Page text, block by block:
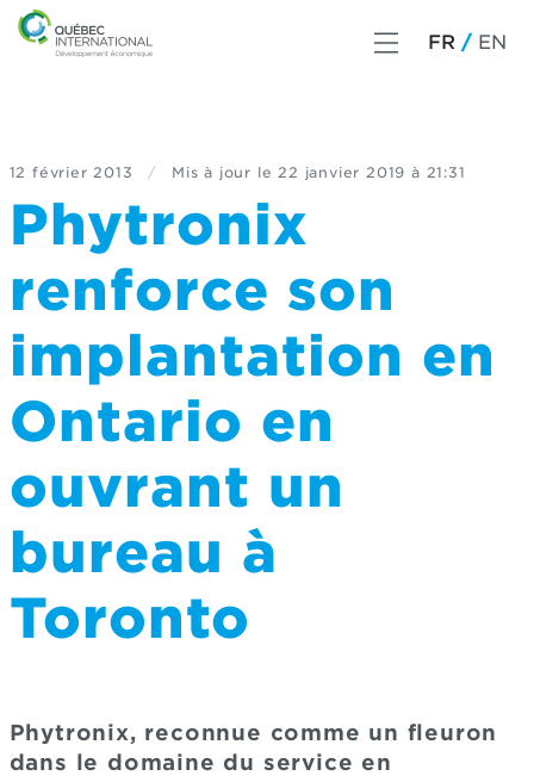
FR EN
12 février 2013 / Mis à jour le 22 janvier 2019 à 21:31
Phytronix
renforce son
implantation en
Ontario en
ouvrant un
bureau à
Toronto
Phytronix, reconnue comme un fleuron
dans le domaine du service en